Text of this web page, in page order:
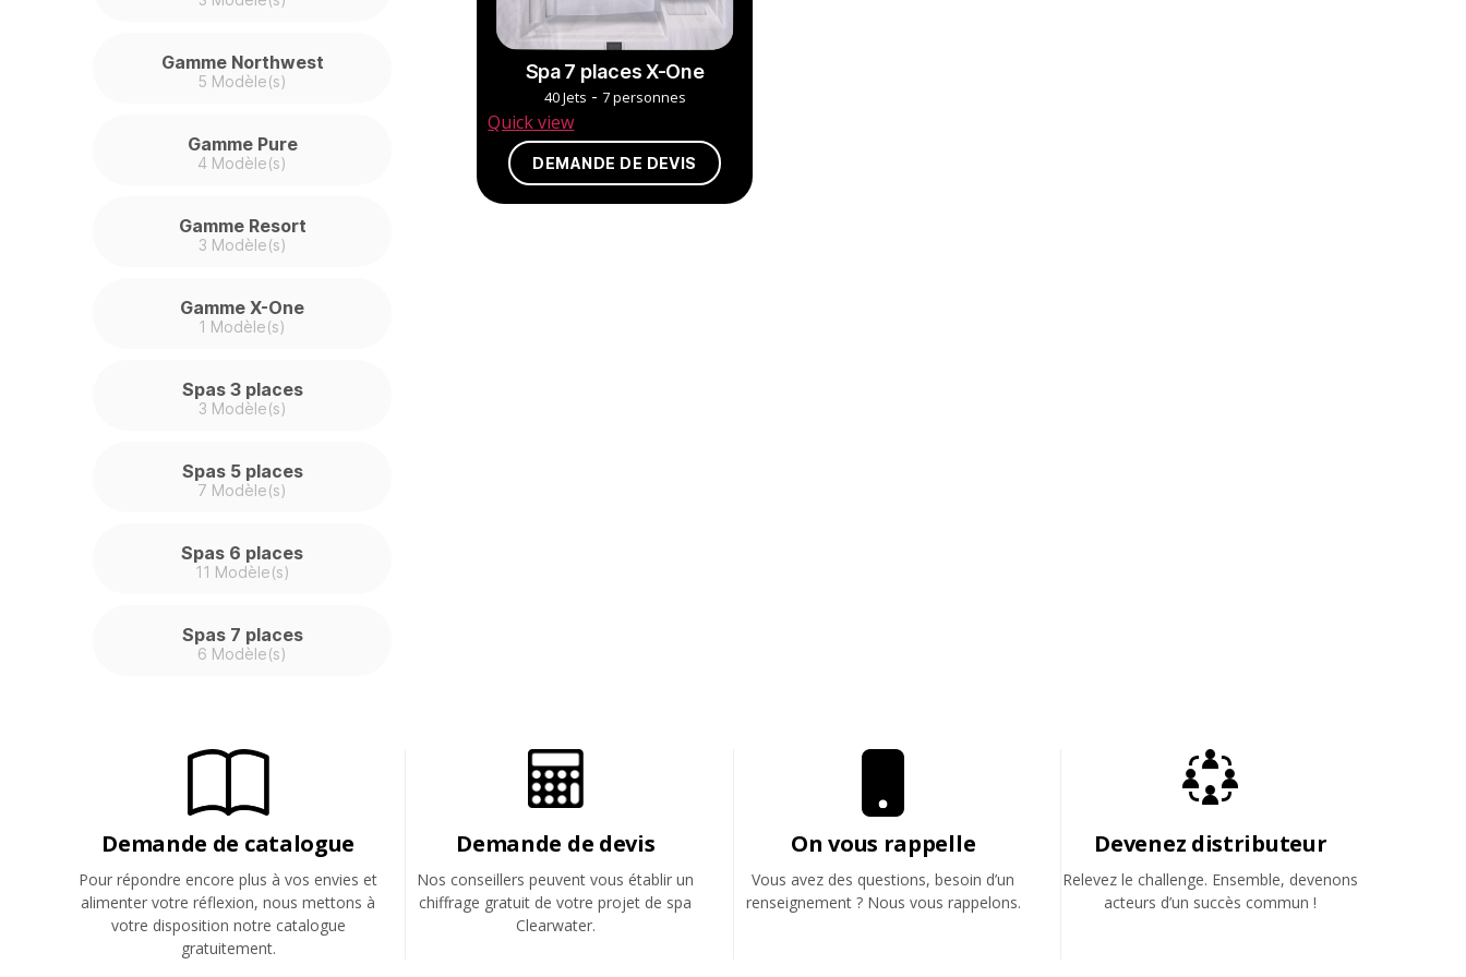
Spa 7 places X-One
40 Jets - 7 personnes
Quick view
DEMANDE DE DEVIS
Gamme Northwest
5 Modèle(s)
Gamme Pure
4 Modèle(s)
Gamme Resort
3 Modèle(s)
Gamme X-One
1 Modèle(s)
Spas 3 places
3 Modèle(s)
Spas 5 places
7 Modèle(s)
Spas 6 places
11 Modèle(s)
Spas 7 places
6 Modèle(s)
Demande de catalogue
Pour répondre encore plus à vos envies et
alimenter votre réflexion, nous mettons à
votre disposition notre catalogue
gratuitement.
Demande de devis
Nos conseillers peuvent vous établir un
chiffrage gratuit de votre projet de spa
Clearwater.
On vous rappelle
Vous avez des questions, besoin d’un
renseignement ? Nous vous rappelons.
Devenez distributeur
Relevez le challenge. Ensemble, devenons
acteurs d’un succès commun !